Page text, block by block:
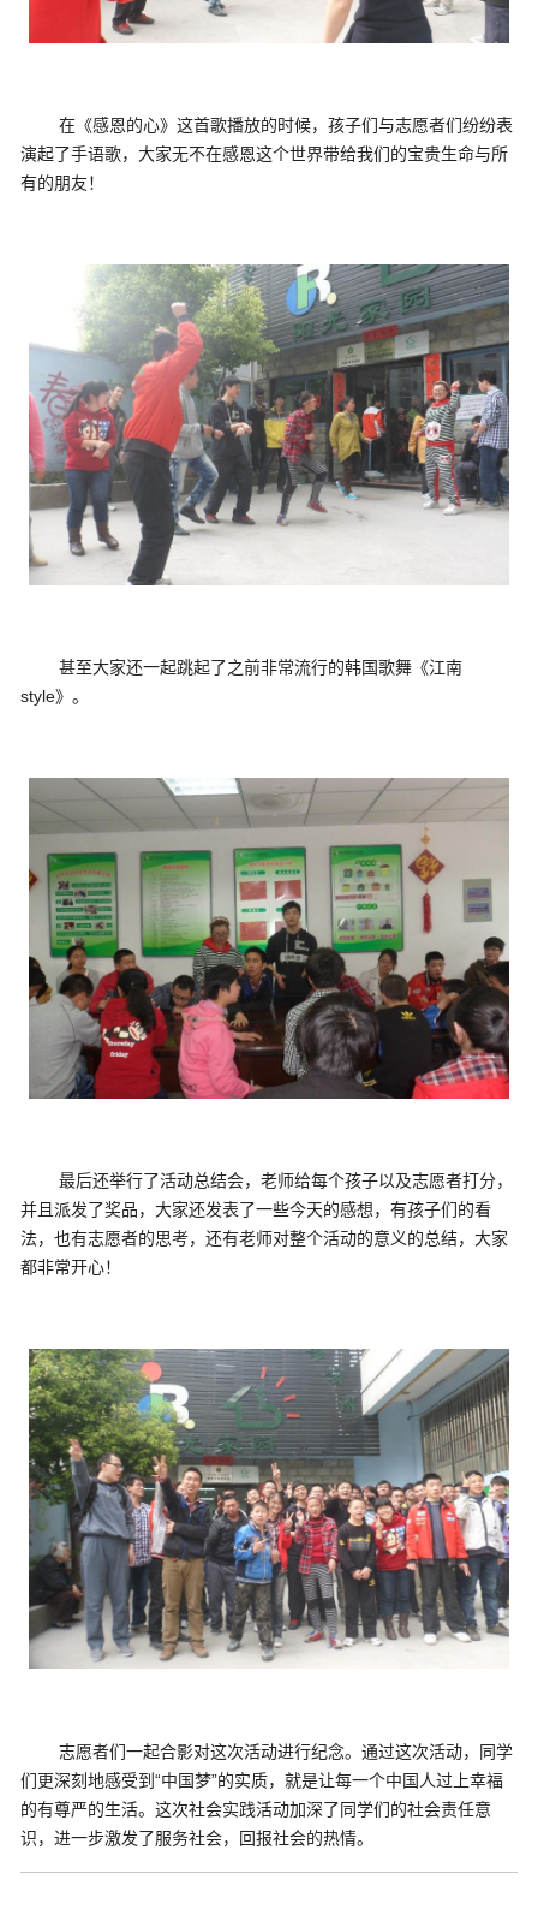
在《感恩的心》这首歌播放的时候，孩子们与志愿者们纷纷表
演起了手语歌，大家无不在感恩这个世界带给我们的宝贵生命与所
有的朋友！
甚至大家还一起跳起了之前非常流行的韩国歌舞《江南
style》。
最后还举行了活动总结会，老师给每个孩子以及志愿者打分，
并且派发了奖品，大家还发表了一些今天的感想，有孩子们的看
法，也有志愿者的思考，还有老师对整个活动的意义的总结，大家
都非常开心！
志愿者们一起合影对这次活动进行纪念。通过这次活动，同学
们更深刻地感受到“中国梦”的实质，就是让每一个中国人过上幸福
的有尊严的生活。这次社会实践活动加深了同学们的社会责任意
识，进一步激发了服务社会，回报社会的热情。